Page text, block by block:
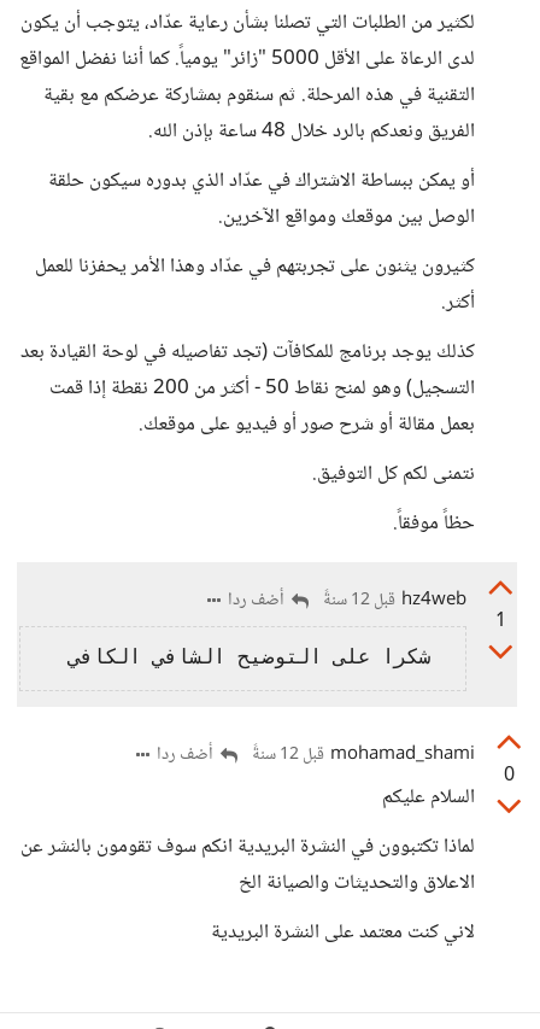
لكثير من الطلبات التي تصلنا بشأن رعاية عدّاد، يتوجب أن يكون
لدى الرعاة على الأقل 5000 "زائر" يومياً. كما أننا نفضل المواقع
التقنية في هذه المرحلة. ثم سنقوم بمشاركة عرضكم مع بقية
الفريق ونعدكم بالرد خلال 48 ساعة بإذن الله.
أو يمكن ببساطة الاشتراك في عدّاد الذي بدوره سيكون حلقة
الوصل بين موقعك ومواقع الآخرين.
كثيرون يثنون على تجربتهم في عدّاد وهذا الأمر يحفزنا للعمل
أكثر.
كذلك يوجد برنامج للمكافآت (تجد تفاصيله في لوحة القيادة بعد
التسجيل) وهو لمنح نقاط 50 - أكثر من 200 نقطة إذا قمت
بعمل مقالة أو شرح صور أو فيديو على موقعك.
نتمنى لكم كل التوفيق.
حظاً موفقاً.
1
hz4web قبل 12 سنةً أضف ردا
0
mohamad_shami قبل 12 سنةً أضف ردا
السلام عليكم
لماذا تكتبوون في النشرة البريدية انكم سوف تقومون بالنشر عن
الاعلاق والتحديثات والصيانة الخ
لاني كنت معتمد على النشرة البريدية